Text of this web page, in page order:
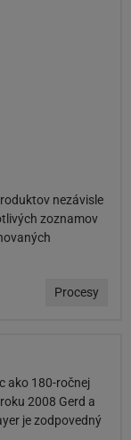
nezávisle
zoznamov
Procesy
ako 180-ročnej
2008 Gerd a
je zodpovedný